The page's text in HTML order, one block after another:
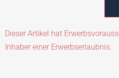
Dieser Artikel hat
Inhaber einer Erwerbserlaubnis.